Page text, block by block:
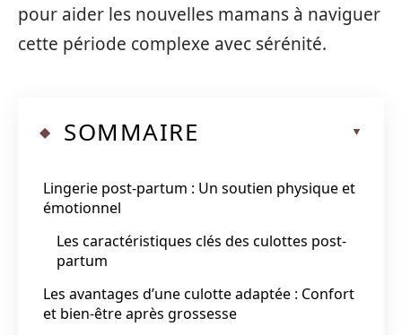
pour aider les nouvelles mamans à naviguer
cette période complexe avec sérénité.
SOMMAIRE
Lingerie post-partum : Un soutien physique et
émotionnel
Les caractéristiques clés des culottes post-
partum
Les avantages d’une culotte adaptée : Confort
et bien-être après grossesse